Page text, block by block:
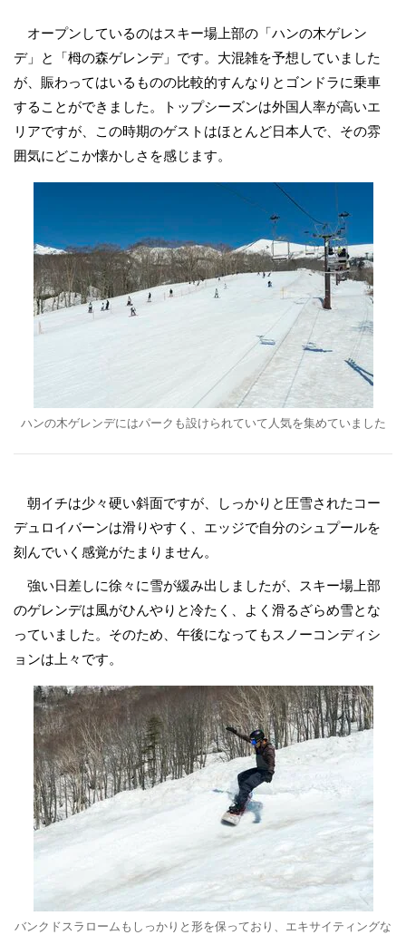
オープンしているのはスキー場上部の「ハンの木ゲレン
デ」と「栂の森ゲレンデ」です。大混雑を予想していました
が、賑わってはいるものの比較的すんなりとゴンドラに乗車
することができました。トップシーズンは外国人率が高いエ
リアですが、この時期のゲストはほとんど日本人で、その雰
囲気にどこか懐かしさを感じます。
ハンの木ゲレンデにはパークも設けられていて人気を集めていました
朝イチは少々硬い斜面ですが、しっかりと圧雪されたコー
デュロイバーンは滑りやすく、エッジで自分のシュプールを
刻んでいく感覚がたまりません。
強い日差しに徐々に雪が緩み出しましたが、スキー場上部
のゲレンデは風がひんやりと冷たく、よく滑るざらめ雪とな
っていました。そのため、午後になってもスノーコンディシ
ョンは上々です。
バンクドスラロームもしっかりと形を保っており、エキサイティングな